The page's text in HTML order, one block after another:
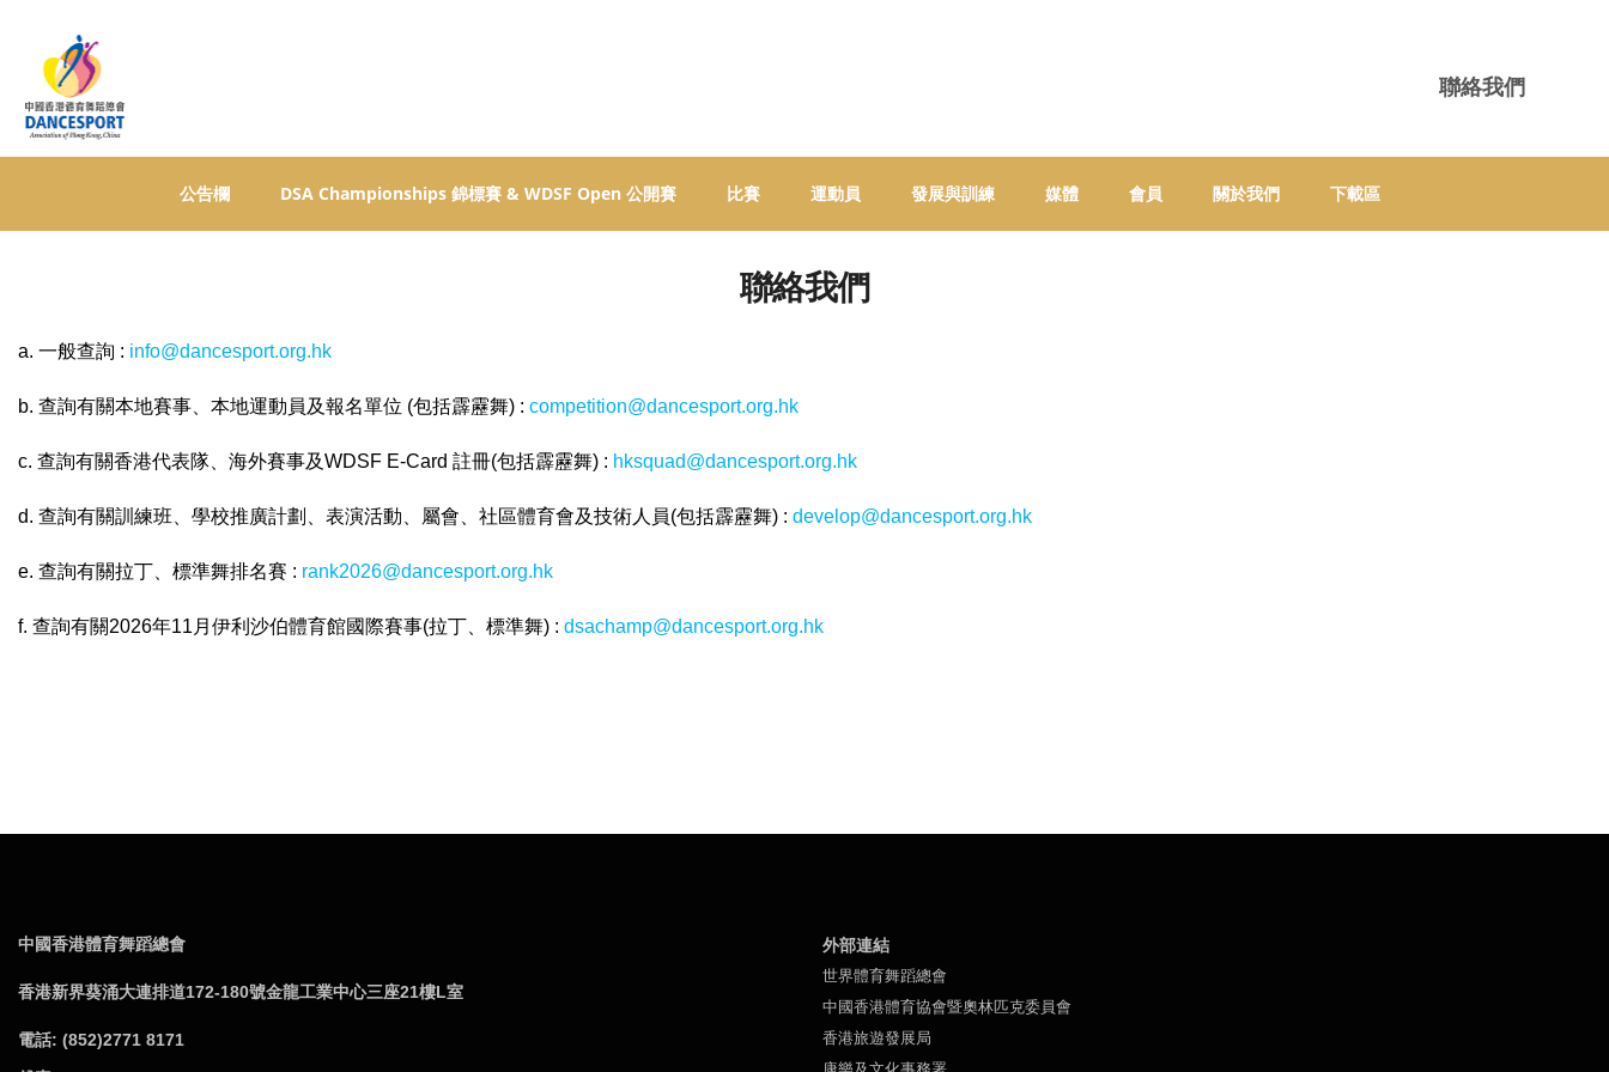
聯絡我們
公告欄 DSA Championships 錦標賽 & WDSF Open 公開賽 比賽 運動員 發展與訓練 媒體 會員 關於我們 下載區
聯絡我們
a. 一般查詢 : info@dancesport.org.hk
b. 查詢有關本地賽事、本地運動員及報名單位 (包括霹靂舞) : competition@dancesport.org.hk
c. 查詢有關香港代表隊、海外賽事及WDSF E-Card 註冊(包括霹靂舞) : hksquad@dancesport.org.hk
d. 查詢有關訓練班、學校推廣計劃、表演活動、屬會、社區體育會及技術人員(包括霹靂舞) : develop@dancesport.org.hk
e. 查詢有關拉丁、標準舞排名賽 : rank2026@dancesport.org.hk
f. 查詢有關2026年11月伊利沙伯體育館國際賽事(拉丁、標準舞) : dsachamp@dancesport.org.hk
中國香港體育舞蹈總會
香港新界葵涌大連排道172-180號金龍工業中心三座21樓L室
電話: (852)2771 8171
外部連結
世界體育舞蹈總會
中國香港體育協會暨奧林匹克委員會
香港旅遊發展局